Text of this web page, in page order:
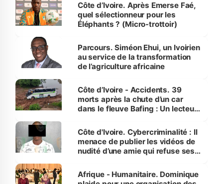
Côte d’Ivoire. Après Emerse Faé,
quel sélectionneur pour les
Éléphants ? (Micro-trottoir)
Parcours. Siméon Ehui, un Ivoirien
au service de la transformation
de l’agriculture africaine
Côte d’Ivoire - Accidents. 39
morts après la chute d’un car
dans le fleuve Bafing : Un lecteur
des Transports
Côte d'Ivoire. Cybercriminalité : Il
menace de publier les vidéos de
nudité d’une amie qui refuse ses
Afrique - Humanitaire. Dominique